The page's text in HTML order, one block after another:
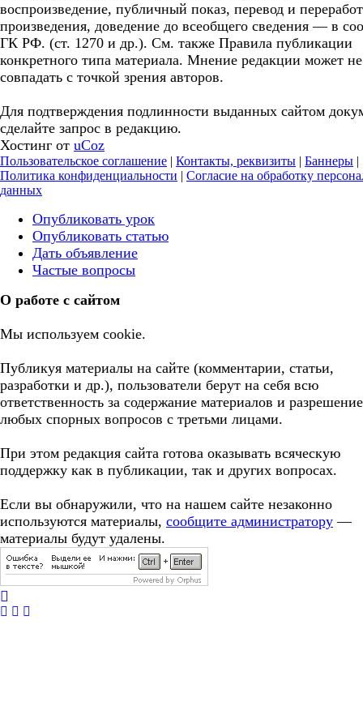
воспроизведение, публичный показ, перевод и
произведения, доведение до всеобщего сведения — в
ГК РФ. (ст. 1270 и др.). См. также Правила публикации
конкретного типа материала. Мнение редакции может не
совпадать с точкой зрения авторов.
Для подтверждения подлинности выданных сайтом
сделайте запрос в редакцию.
Хостинг от uCoz
Пользовательское соглашение | Контакты, реквизиты | Баннеры |
Политика конфиденциальности | Согласие на обработку
данных
Опубликовать урок
Опубликовать статью
Дать объявление
Частые вопросы
О работе с сайтом
Мы используем cookie.
Публикуя материалы на сайте (комментарии, статьи,
разработки и др.), пользователи берут на себя всю
ответственность за содержание материалов и разрешение
любых спорных вопросов с третьми лицами.
При этом редакция сайта готова оказывать всяческую
поддержку как в публикации, так и других вопросах.
Если вы обнаружили, что на нашем сайте незаконно
используются материалы, сообщите администратору —
материалы будут удалены.